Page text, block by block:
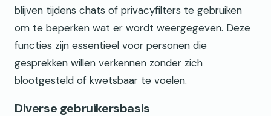
blijven tijdens chats of privacyfilters te gebruiken
om te beperken wat er wordt weergegeven. Deze
functies zijn essentieel voor personen die
gesprekken willen verkennen zonder zich
blootgesteld of kwetsbaar te voelen.
Diverse gebruikersbasis